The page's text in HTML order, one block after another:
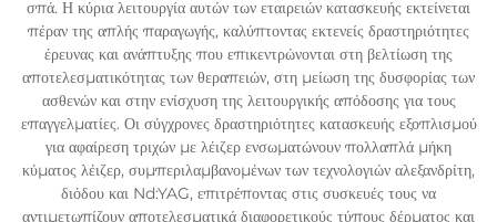
σπά. Η κύρια λειτουργία αυτών των εταιρειών κατασκευής εκτείνεται
πέραν της απλής παραγωγής, καλύπτοντας εκτενείς δραστηριότητες
έρευνας και ανάπτυξης που επικεντρώνονται στη βελτίωση της
αποτελεσματικότητας των θεραπειών, στη μείωση της δυσφορίας των
ασθενών και στην ενίσχυση της λειτουργικής απόδοσης για τους
επαγγελματίες. Οι σύγχρονες δραστηριότητες κατασκευής εξοπλισμού
για αφαίρεση τριχών με λέιζερ ενσωματώνουν πολλαπλά μήκη
κύματος λέιζερ, συμπεριλαμβανομένων των τεχνολογιών αλεξανδρίτη,
διόδου και Nd:YAG, επιτρέποντας στις συσκευές τους να
αντιμετωπίζουν αποτελεσματικά διαφορετικούς τύπους δέρματος και